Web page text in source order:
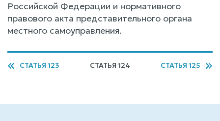
Российской Федерации и нормативного
правового акта представительного органа
местного самоуправления.
СТАТЬЯ 123 СТАТЬЯ 124 СТАТЬЯ 125